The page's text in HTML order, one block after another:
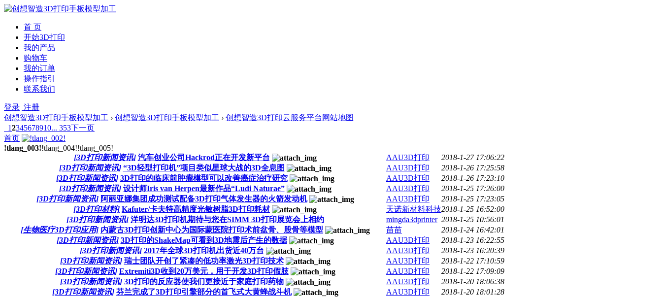
首 页
开始3D打印
我的产品
购物车
我的订单
操作指引
联系我们
登录 注册
创想智造3D打印手板模型加工 › 创想智造3D打印手板模型加工 › 创想智造3D打印云服务平台网站地图
12345678910... 353下一页
首页
!tlang_003!!tlang_004!!tlang_005!
[3D打印新闻资讯] 汽车创业公司Hackrod正在开发新平台 AAU3D打印
2018-1-27 17:06:22
[3D打印新闻资讯] “3D轻型打印机”项目类似星球大战的3D全息图 AAU3D打印
2018-1-26 17:25:58
[3D打印新闻资讯] 3D打印的临床前肿瘤模型可以改善癌症治疗研究 AAU3D打印
2018-1-26 17:23:10
[3D打印新闻资讯] 设计师Iris van Herpen最新作品“Ludi Naturae” AAU3D打印
2018-1-25 17:26:00
[3D打印新闻资讯] 阿丽亚娜集团成功测试配备3D打印气体发生器的火箭发动机 AAU3D打印
2018-1-25 17:23:05
[3D打印材料] Kafuter/卡夫特高精度光敏树脂3D打印耗材 天诺新材料科技2018-1-25 16:52:00
[3D打印新闻资讯] 洋明达3D打印机期待与您在SIMM 3D打印展览会上相约 mingda3dprinter 2018-1-25 10:56:01
[生物医疗3D打印应用] 内蒙古3D打印创新中心为国际蒙医院打印术前盆骨、股骨等模型 苗苗
2018-1-24 16:42:01
[3D打印新闻资讯] 3D打印的ShakeMap可看到3D地震后产生的数据 AAU3D打印
2018-1-23 16:22:55
[3D打印新闻资讯] 2017年全球3D打印机出货近40万台 AAU3D打印
2018-1-23 16:20:39
[3D打印新闻资讯] 瑞士团队开创了紧凑的低功率激光3D打印技术 AAU3D打印
2018-1-22 17:10:59
[3D打印新闻资讯] Extremiti3D收到20万美元，用于开发3D打印假肢 AAU3D打印
2018-1-22 17:09:09
[3D打印新闻资讯] 3D打印的反应器使我们更接近于家庭打印药物 AAU3D打印
2018-1-20 18:06:38
[3D打印新闻资讯] 芬兰完成了3D打印引擎部分的首飞式大黄蜂战斗机 AAU3D打印
2018-1-20 18:01:28